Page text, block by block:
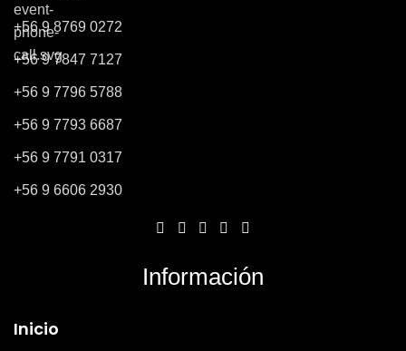
+56 9 8769 0272
+56 9 7847 7127
+56 9 7796 5788
+56 9 7793 6687
+56 9 7791 0317
+56 9 6606 2930
Información
Inicio